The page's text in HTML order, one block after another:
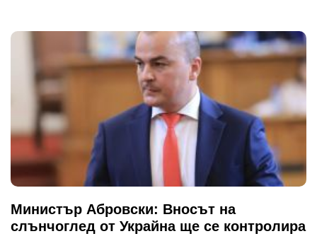
Министър Абровски: Вносът на
слънчоглед от Украйна ще се контролира